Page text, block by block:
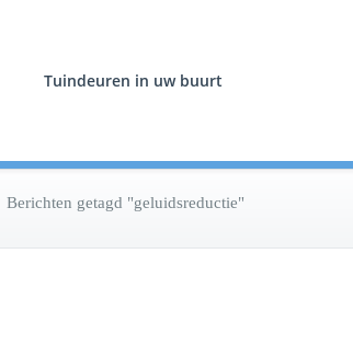
Tuindeuren in uw buurt
Berichten getagd "geluidsreductie"